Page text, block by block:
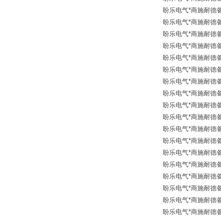
盼乐电气*商施耐德
盼乐电气*商施耐德
盼乐电气*商施耐德
盼乐电气*商施耐德
盼乐电气*商施耐德
盼乐电气*商施耐德
盼乐电气*商施耐德
盼乐电气*商施耐德
盼乐电气*商施耐德
盼乐电气*商施耐德
盼乐电气*商施耐德
盼乐电气*商施耐德
盼乐电气*商施耐德
盼乐电气*商施耐德
盼乐电气*商施耐德
盼乐电气*商施耐德
盼乐电气*商施耐德
盼乐电气*商施耐德